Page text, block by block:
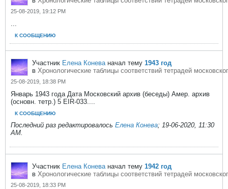
25-08-2019, 19:12 PM
...
К СООБЩЕНИЮ
Участник Елена Коневаначал тему 1943 год
в Хронологические таблицы соответствий тетрадей
25-08-2019, 18:38 PM
Январь 1943 года Дата Московский архив (беседы) Амер. архив
(основн. тетр.) 5 EIR-033....
К СООБЩЕНИЮ
Последний раз редактировалось Елена Конева; 19-06-2020, 11:30
AM.
Участник Елена Коневаначал тему 1942 год
в Хронологические таблицы соответствий тетрадей
25-08-2019, 18:33 PM